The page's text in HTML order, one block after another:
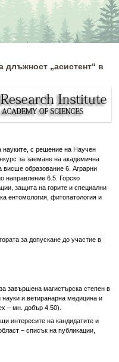
длъжност „асистент“ в
науките, с решение на Научен
за заемане на академична
висше образование 6. Аграрни
направление 6.5. Горско
защита на горите и специални
ентомология, фитопатология и
за допускане до участие в
завършена магистърска степен в
и ветиранарна медицина и
– мн. добър 4.50).
интересите на кандидатите и
– списък на публикации,